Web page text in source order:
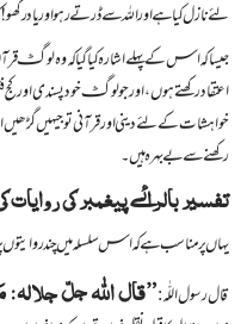
لئے نازل کیا ہے اور اللہ سے ڈرتے رہو اور یاد
جیسا کہ اس کے پہلے اشارہ کیا گیا کہ وہ لوگ
اعتقاد رکھتے ہوں، اور جو لوگ خود پسندی اور
خواہشات کے لئے دینی اور قرآنی توجیہیں گڑھیں
رکھنے سے بے بہرہ ہیں۔
تفسیر بالرائے پیغمبر کی
یہاں پر مناسب ہے کہ اس سلسلہ میں چند روایتوں
قال رسول اللّٰه:”قال اللّٰه جلّ